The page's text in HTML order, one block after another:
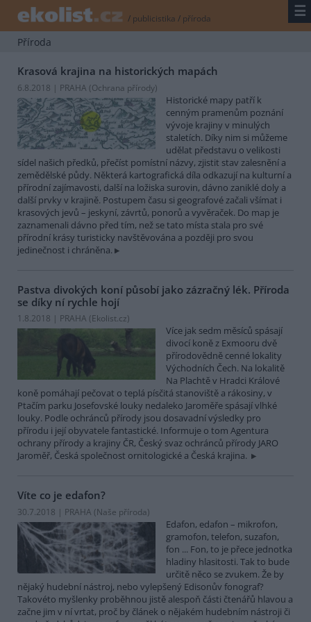
/ publicistika / příroda ☰
Příroda
Krasová krajina na historických mapách
6.8.2018 | PRAHA (Ochrana přírody)
Historické mapy patří k
cenným pramenům poznání
vývoje krajiny v minulých
staletích. Díky nim si můžeme
udělat představu o velikosti
sídel našich předků, přečíst pomístní názvy, zjistit stav zalesnění a
zemědělské půdy. Některá kartografická díla odkazují na kulturní a
přírodní zajímavosti, další na ložiska surovin, dávno zaniklé doly a
další prvky v krajině. Postupem času si geografové začali všímat i
krasových jevů – jeskyní, závrtů, ponorů a vyvěraček. Do map je
zaznamenali dávno před tím, než se tato místa stala pro své
přírodní krásy turisticky navštěvována a později pro svou
jedinečnost i chráněna.
Pastva divokých koní působí jako zázračný lék. Příroda
se díky ní rychle hojí
1.8.2018 | PRAHA (Ekolist.cz)
Více jak sedm měsíců spásají
divocí koně z Exmooru dvě
přírodovědně cenné lokality
Východních Čech. Na lokalitě
Na Plachtě v Hradci Králové
koně pomáhají pečovat o teplá písčitá stanoviště a rákosiny, v
Ptačím parku Josefovské louky nedaleko Jaroměře spásají vlhké
louky. Podle ochránců přírody jsou dosavadní výsledky pro
přírodu i její obyvatele fantastické. Informuje o tom Agentura
ochrany přírody a krajiny ČR, Český svaz ochránců přírody JARO
Jaroměř, Česká společnost ornitologické a Česká krajina.
Víte co je edafon?
30.7.2018 | PRAHA (Naše příroda)
Edafon, edafon – mikrofon,
gramofon, telefon, suzafon,
fon ... Fon, to je přece jednotka
hladiny hlasitosti. Tak to bude
určitě něco se zvukem. Že by
nějaký hudební nástroj, nebo vylepšený Edisonův fonograf?
Takovéto myšlenky proběhnou jistě alespoň části čtenářů hlavou a
začne jim v ní vrtat, proč by článek o nějakém hudebním nástroji či